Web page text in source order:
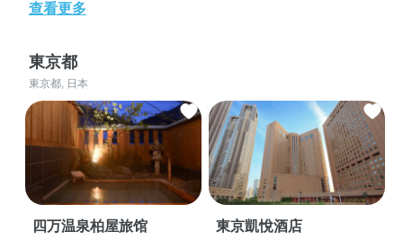
查看更多
東京都
東京都, 日本
四万温泉柏屋旅馆 東京凱悅酒店